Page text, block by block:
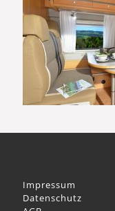
Impressum
Datenschutz